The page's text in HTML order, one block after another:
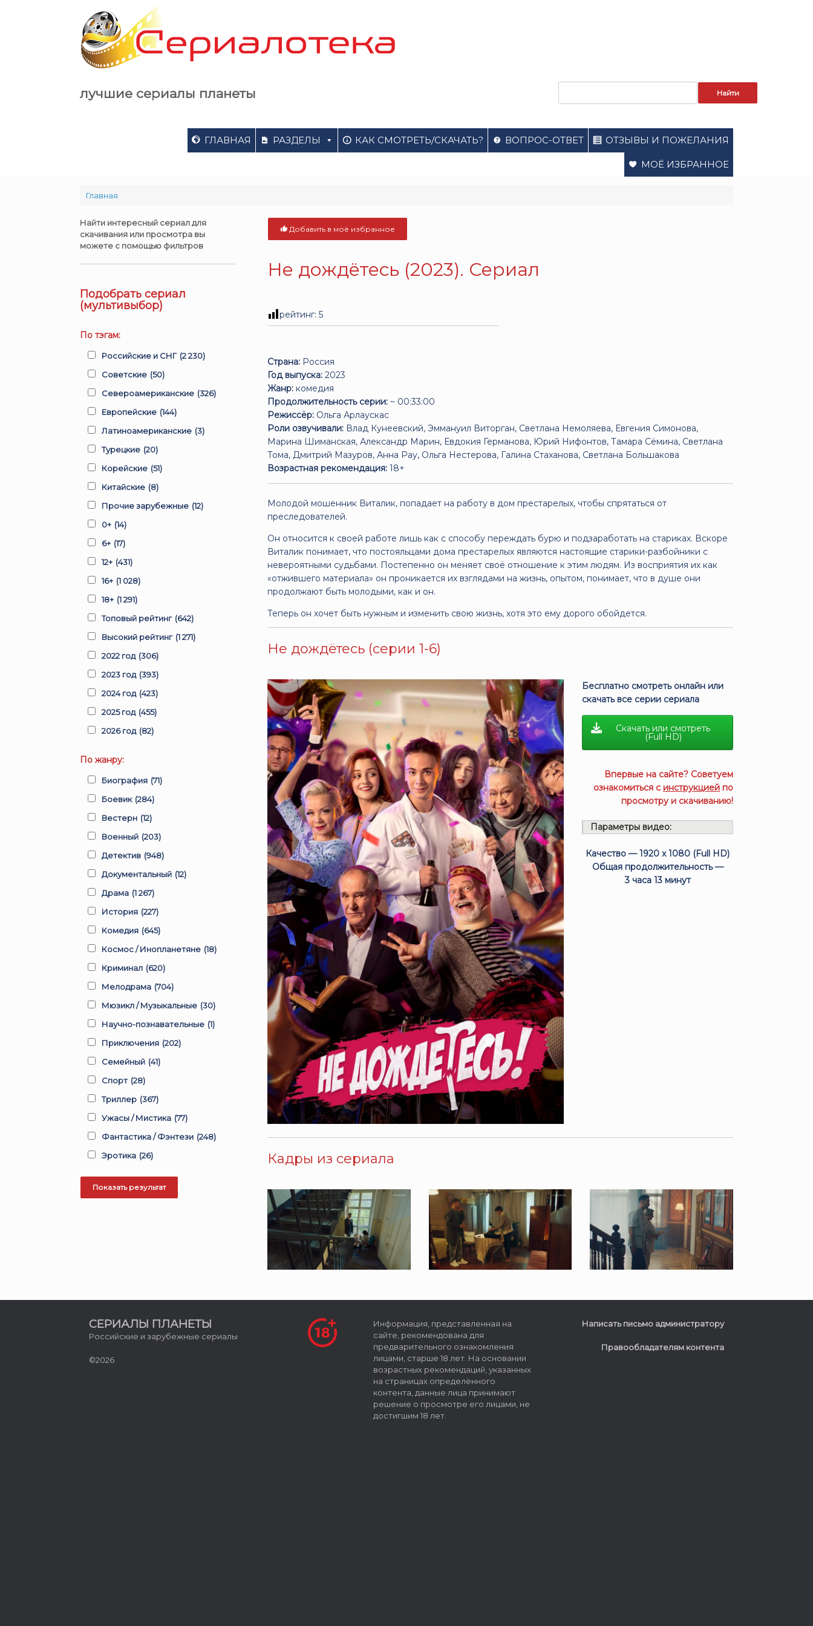
лучшие сериалы планеты
ГЛАВНАЯ РАЗДЕЛЫ КАК СМОТРЕТЬ/СКАЧАТЬ? ВОПРОС-ОТВЕТ ОТЗЫВЫ И ПОЖЕЛАНИЯ
МОЁ ИЗБРАННОЕ
Главная
Добавить в моё избранное
Не дождётесь (2023). Сериал
рейтинг:5
Страна: Россия
Год выпуска: 2023
Жанр: комедия
Продолжительность серии: ~ 00:33:00
Режиссёр: Ольга Арлаускас
Роли озвучивали: Влад Кунеевский, Эммануил Виторган, Светлана Немоляева, Евгения Симонова,
Марина Шиманская, Александр Марин, Евдокия Германова, Юрий Нифонтов, Тамара Сёмина, Светлана
Тома, Дмитрий Мазуров, Анна Рау, Ольга Нестерова, Галина Стаханова, Светлана Большакова
Возрастная рекомендация: 18+
Молодой мошенник Виталик, попадает на работу в дом престарелых, чтобы спрятаться от
преследователей.
Он относится к своей работе лишь как с способу переждать бурю и подзаработать на стариках. Вскоре
Виталик понимает, что постояльцами дома престарелых являются настоящие старики-разбойники с
невероятными судьбами. Постепенно он меняет своё отношение к этим людям. Из восприятия их как
«отжившего материала» он проникается их взглядами на жизнь, опытом, понимает, что в душе они
продолжают быть молодыми, как и он.
Теперь он хочет быть нужным и изменить свою жизнь, хотя это ему дорого обойдется.
Не дождётесь (серии 1-6)
Бесплатно смотреть онлайн или
скачать все серии сериала
Скачать или смотреть
(Full HD)
Впервые на сайте? Советуем
ознакомиться с инструкцией по
просмотру и скачиванию!
Параметры видео:
Качество — 1920 x 1080 (Full HD)
Общая продолжительность —
3 часа 13 минут
Кадры из сериала
Найти интересный сериал для
скачивания или просмотра вы
можете с помощью фильтров
Подобрать сериал
(мультивыбор)
По тэгам:
Российские и СНГ (2 230)
Советские (50)
Североамериканские (326)
Европейские (144)
Латиноамериканские (3)
Турецкие (20)
Корейские (51)
Китайские (8)
Прочие зарубежные (12)
0+ (14)
6+ (17)
12+ (431)
16+ (1 028)
18+ (1 291)
Топовый рейтинг (642)
Высокий рейтинг (1 271)
2022 год (306)
2023 год (393)
2024 год (423)
2025 год (455)
2026 год (82)
По жанру:
Биография (71)
Боевик (284)
Вестерн (12)
Военный (203)
Детектив (948)
Документальный (12)
Драма (1 267)
История (227)
Комедия (645)
Космос / Инопланетяне (18)
Криминал (620)
Мелодрама (704)
Мюзикл / Музыкальные (30)
Научно-познавательные (1)
Приключения (202)
Семейный (41)
Спорт (28)
Триллер (367)
Ужасы / Мистика (77)
Фантастика / Фэнтези (248)
Эротика (26)
СЕРИАЛЫ ПЛАНЕТЫ
Российские и зарубежные сериалы
©2026
Информация, представленная на
сайте, рекомендована для
предварительного ознакомления
лицами, старше 18 лет. На основании
возрастных рекомендаций, указанных
на страницах определённого
контента, данные лица принимают
решение о просмотре его лицами, не
достигшим 18 лет.
Написать письмо администратору
Правообладателям контента